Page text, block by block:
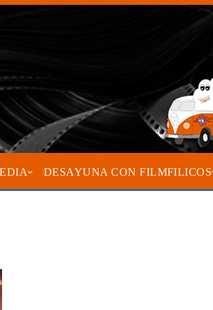
DESAYUNA CON FILMFILICOS